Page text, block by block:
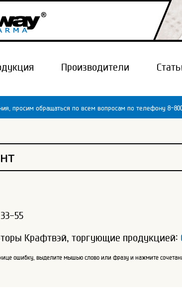
Производители
просим обращаться по всем вопросам по телефону 8-
55
Крафтвэй, торгующие продукцией:
ошибку, выделите мышью слово или фразу и нажмите